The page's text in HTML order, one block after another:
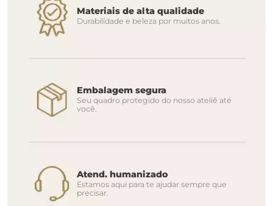
Materiais de alta qualidade
Durabilidade e beleza por muitos anos.
Embalagem segura
Seu quadro protegido do nosso ateliê até
você.
Atend. humanizado
Estamos aqui para te ajudar sempre que
precisar.